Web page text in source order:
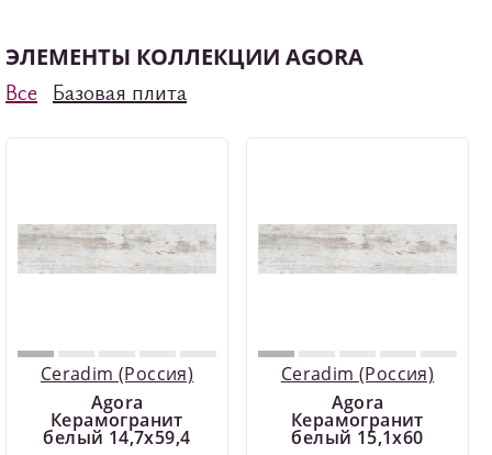
ЭЛЕМЕНТЫ КОЛЛЕКЦИИ AGORA
Все Базовая плита
Ceradim (Россия)
Agora
Керамогранит
белый 14,7х59,4
Ceradim (Россия)
Agora
Керамогранит
белый 15,1х60